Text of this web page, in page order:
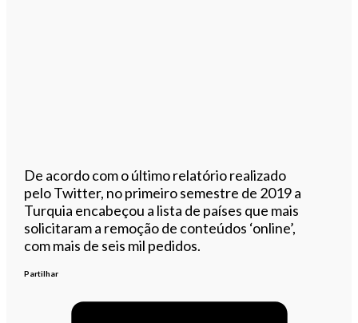
De acordo com o último relatório realizado
pelo Twitter, no primeiro semestre de 2019 a
Turquia encabeçou a lista de países que mais
solicitaram a remoção de conteúdos ‘online’,
com mais de seis mil pedidos.
Partilhar